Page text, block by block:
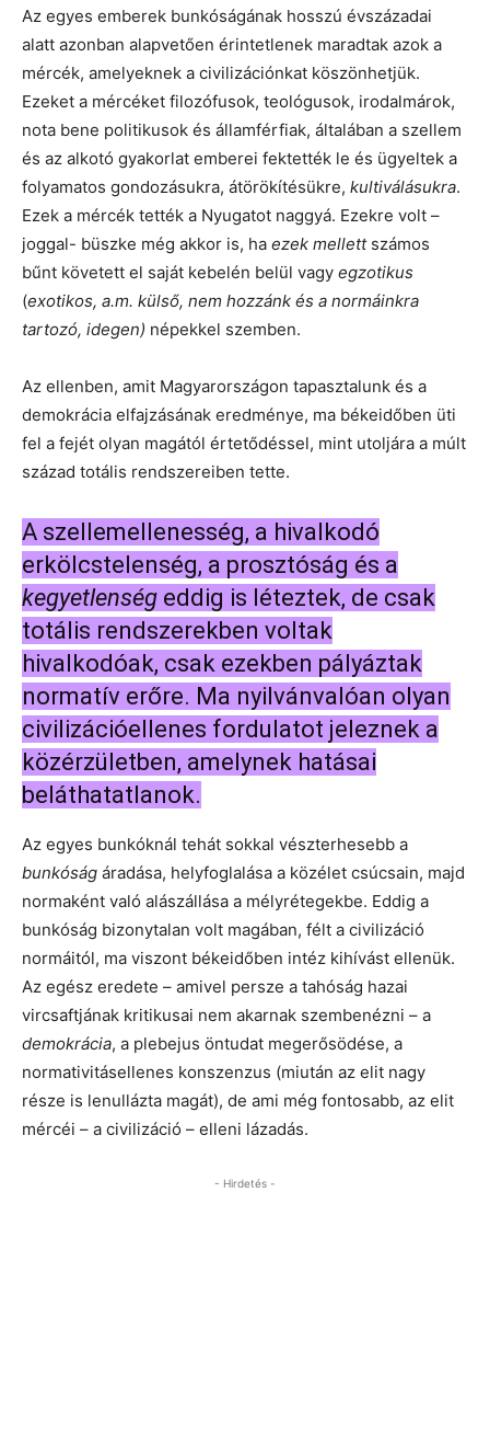
Az egyes emberek bunkóságának hosszú évszázadai
alatt azonban alapvetően érintetlenek maradtak azok a
mércék, amelyeknek a civilizációnkat köszönhetjük.
Ezeket a mércéket filozófusok, teológusok, irodalmárok,
nota bene politikusok és államférfiak, általában a szellem
és az alkotó gyakorlat emberei fektették le és ügyeltek a
folyamatos gondozásukra, átörökítésükre, kultiválásukra.
Ezek a mércék tették a Nyugatot naggyá. Ezekre volt –
joggal- büszke még akkor is, ha ezek mellettszámos
bűnt követett el saját kebelén belül vagy egzotikus
(exotikos, a.m. külső, nem hozzánk és a normáinkra
tartozó, idegen) népekkel szemben.
Az ellenben, amit Magyarországon tapasztalunk és a
demokrácia elfajzásának eredménye, ma békeidőben üti
fel a fejét olyan magától értetődéssel, mint utoljára a múlt
század totális rendszereiben tette.
A szellemellenesség, a hivalkodó
erkölcstelenség, a prosztóság és a
kegyetlenség eddig is léteztek, de csak
totális rendszerekben voltak
hivalkodóak, csak ezekben pályáztak
normatív erőre. Ma nyilvánvalóan olyan
civilizációellenes fordulatot jeleznek a
közérzületben, amelynek hatásai
beláthatatlanok.
Az egyes bunkóknál tehát sokkal vészterhesebb a
bunkóság áradása, helyfoglalása a közélet csúcsain, majd
normaként való alászállása a mélyrétegekbe. Eddig a
bunkóság bizonytalan volt magában, félt a civilizáció
normáitól, ma viszont békeidőben intéz kihívást ellenük.
Az egész eredete – amivel persze a tahóság hazai
vircsaftjának kritikusai nem akarnak szembenézni – a
demokrácia, a plebejus öntudat megerősödése, a
normativitásellenes konszenzus (miután az elit nagy
része is lenullázta magát), de ami még fontosabb, az elit
mércéi – a civilizáció – elleni lázadás.
- Hirdetés -